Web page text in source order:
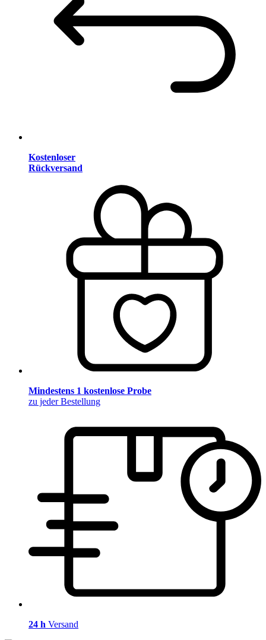
Kostenloser
Rückversand
Mindestens 1 kostenlose Probe
zu jeder Bestellung
24 h Versand